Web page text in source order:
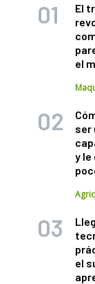
El
el
ser
y le
el